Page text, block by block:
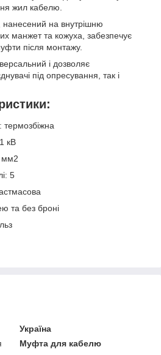
жил кабелю.
на внутрішню
манжет та кожуха, забезпечує
після монтажу.
і дозволяє
під опресування, так і
термозбіжна
кВ
мм2
5
та без броні
Україна
Муфта для кабелю